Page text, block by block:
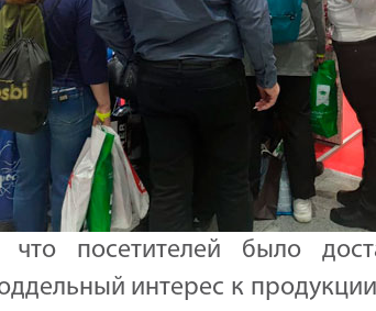
что посетителей было
интерес к